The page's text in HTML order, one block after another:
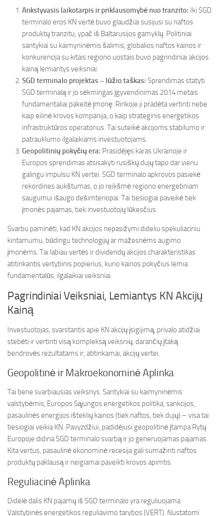
Ankstyvasis laikotarpis ir priklausomybė nuo tranzito: Iki SGD
terminalo eros KN vertė buvo glaudžiai susijusi su naftos
produktų tranzitu, ypač iš Baltarusijos gamyklų. Politiniai
santykiai su kaimyninėmis šalimis, globalios naftos kainos ir
konkurencija su kitais regiono uostais buvo pagrindiniai akcijos
kainą lemiantys veiksniai.
SGD terminalo projektas – lūžio taškas: Sprendimas statyti
SGD terminalą ir jo sėkmingas įgyvendinimas 2014 metais
fundamentaliai pakeitė įmonę. Rinkoje ji pradėta vertinti nebe
kaip eilinė krovos kompanija, o kaip strateginis energetikos
infrastruktūros operatorius. Tai suteikė akcijoms stabilumo ir
patrauklumo ilgalaikiams investuotojams.
Geopolitinių pokyčių era: Prasidėjęs karas Ukrainoje ir
Europos sprendimas atsisakyti rusiškų dujų tapo dar vienu
galingu impulsu KN vertei. SGD terminalo apkrovos pasiekė
rekordines aukštumas, o jo reikšmė regiono energetiniam
saugumui išaugo dešimteriopai. Tai tiesiogiai paveikė tiek
įmonės pajamas, tiek investuotojų lūkesčius.
Svarbu paminėti, kad KN akcijos nepasižymi dideliu spekuliaciniu
kintamumu, būdingu technologijų ar mažesnėms augimo
įmonėms. Tai labiau vertės ir dividendų akcijos charakteristikas
atitinkantis vertybinis popierius, kurio kainos pokyčius lemia
fundamentalūs, ilgalaikiai veiksniai.
Pagrindiniai Veiksniai, Lemiantys KN Akcijų
Kainą
Investuotojas, svarstantis apie KN akcijų įsigijimą, privalo atidžiai
stebėti ir vertinti visą kompleksą veiksnių, darančių įtaką
bendrovės rezultatams ir, atitinkamai, akcijų vertei.
Geopolitinė ir Makroekonominė Aplinka
Tai bene svarbiausias veiksnys. Santykiai su kaimyninėmis
valstybėmis, Europos Sąjungos energetikos politika, sankcijos,
pasaulinės energijos išteklių kainos (tiek naftos, tiek dujų) – visa tai
tiesiogiai veikia KN. Pavyzdžiui, padidėjusi geopolitinė įtampa Rytų
Europoje didina SGD terminalo svarbą ir jo generuojamas pajamas.
Kita vertus, pasaulinė ekonominė recesija gali sumažinti naftos
produktų paklausą ir neigiamai paveikti krovos apimtis.
Reguliacinė Aplinka
Didelė dalis KN pajamų iš SGD terminalo yra reguliuojama
Valstybinės energetikos reguliavimo tarybos (VERT). Nustatomi